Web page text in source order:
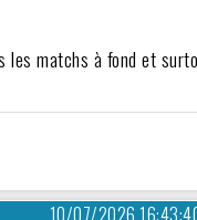
les matchs à fond et
10/07/2026